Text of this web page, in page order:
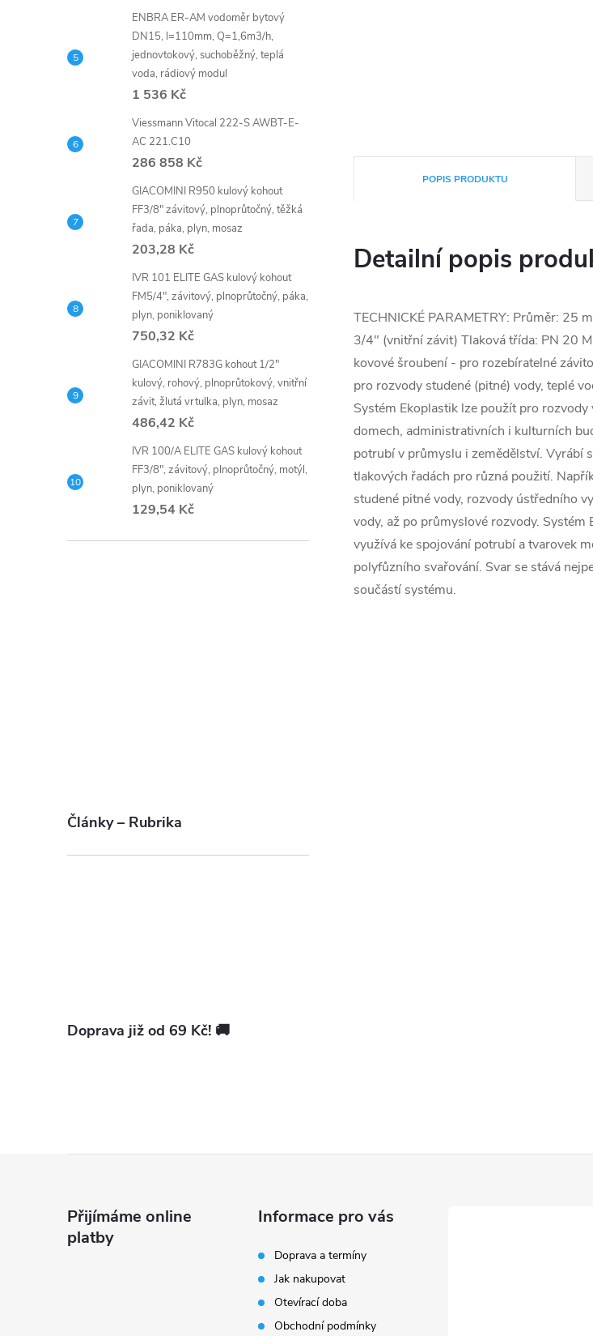
ENBRA ER-AM vodoměr bytový
DN15, l=110mm, Q=1,6m3/h,
jednovtokový, suchoběžný, teplá
voda, rádiový modul
1 536 Kč
Viessmann Vitocal 222-S AWBT-E-
AC 221.C10
286 858 Kč
GIACOMINI R950 kulový kohout
FF3/8" závitový, plnoprůtočný, těžká
řada, páka, plyn, mosaz
203,28 Kč
IVR 101 ELITE GAS kulový kohout
FM5/4", závitový, plnoprůtočný, páka,
plyn, poniklovaný
750,32 Kč
GIACOMINI R783G kohout 1/2"
kulový, rohový, plnoprůtokový, vnitřní
závit, žlutá vrtulka, plyn, mosaz
486,42 Kč
IVR 100/A ELITE GAS kulový kohout
FF3/8", závitový, plnoprůtočný, motýl,
plyn, poniklovaný
129,54 Kč
Články – Rubrika
Doprava již od 69 Kč! 🚚
POPIS PRODUKTU
Detailní popis
TECHNICKÉ PARAMETRY: Průměr: 25
3/4" (vnitřní závit) Tlaková třída: PN 20
kovové šroubení - pro rozebíratelné
pro rozvody studené (pitné) vody, teplé
Systém Ekoplastik lze použít pro rozvody
domech, administrativních i kulturních
potrubí v průmyslu i zemědělství. Vyrábí
tlakových řadách pro různá použití.
studené pitné vody, rozvody ústředního
vody, až po průmyslové rozvody. Systém
využívá ke spojování potrubí a tvarovek
polyfůzního svařování. Svar se stává
součástí systému.
Přijímáme online
platby
Informace pro vás
Doprava a termíny
Jak nakupovat
Otevírací doba
Obchodní podmínky